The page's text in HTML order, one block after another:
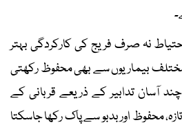
نہ صرف فریج کی کارکردگی بہتر
مختلف بیماریوں سے بھی محفوظ رکھتی
آسان تدابیر کے ذریعے قربانی کے
محفوظ اور بدبو سے پاک رکھا جاسکتا